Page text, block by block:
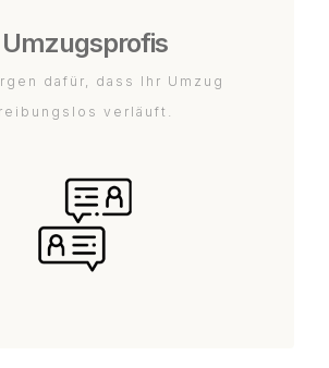
Umzugsprofis
dafür, dass Ihr Umzug
reibungslos verläuft.